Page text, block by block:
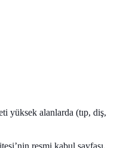
yüksek alanlarda (tıp, diş,
resmi kabul sayfası,